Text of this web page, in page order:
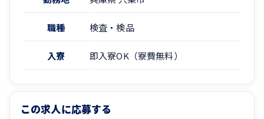
職種 検査・検品
入寮 即入寮OK（寮費無料）
この求人に応募する